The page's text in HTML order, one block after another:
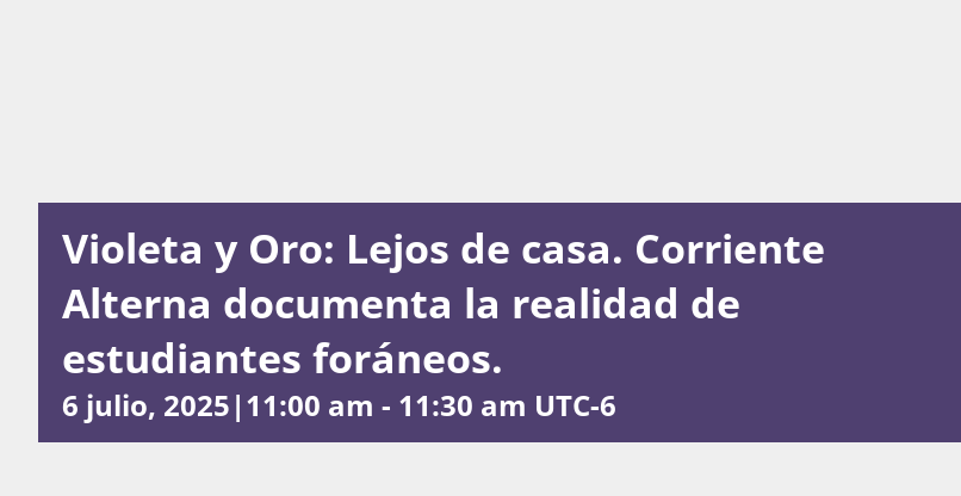
Violeta y Oro: Lejos de casa. Corriente
Alterna documenta la realidad de
estudiantes foráneos.
6 julio, 2025|11:00 am - 11:30 am UTC-6